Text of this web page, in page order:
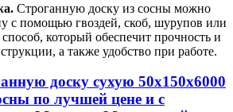
Строганную доску из сосны можно
с помощью гвоздей, скоб, шурупов или
который обеспечит прочность и
а также удобство при работе.
доску сухую 50x150x6000
по лучшей цене и с